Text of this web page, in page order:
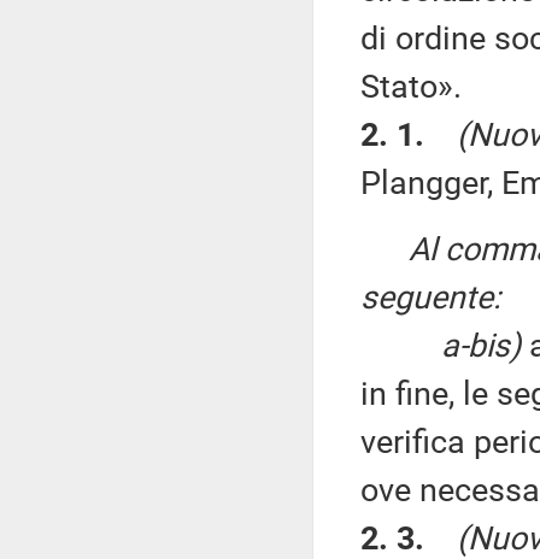
di ordine
Stato».
2. 1.
Plangger,
Al
seguente:
a-bis)
in fine, le
verifica
ove
2. 3.